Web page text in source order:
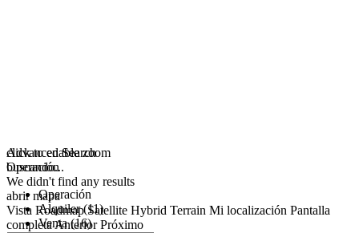
click to enable zoom
buscando...
We didn't find any results
abrir mapa
Vista Roadmap Satellite Hybrid Terrain Mi localización Pantalla
completaAnterior Próximo
Advanced Search
Operación
Operación
Alquiler (11)
Venta (16)